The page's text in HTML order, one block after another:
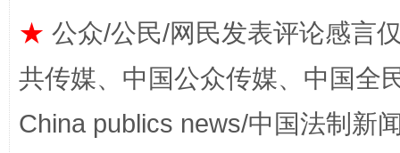
全民健身五年计划来了！等你上场
★ 公众/公民/网民发表评论感言
共传媒、中国公众传媒、中国全
China publics news/中国法制新